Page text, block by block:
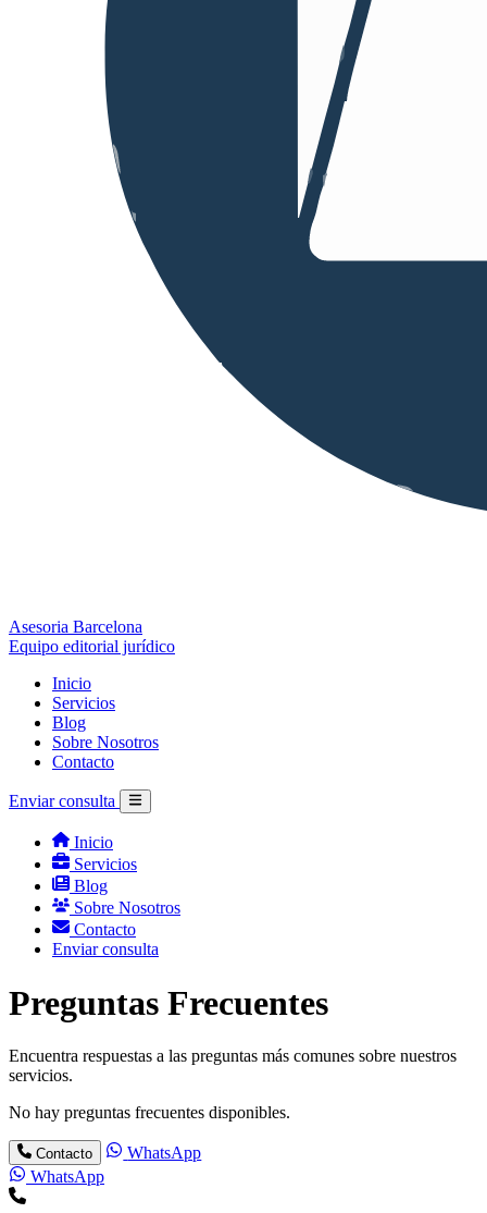
Asesoria Barcelona
Equipo editorial jurídico
Inicio
Servicios
Blog
Sobre Nosotros
Contacto
Enviar consulta
Inicio
Servicios
Blog
Sobre Nosotros
Contacto
Enviar consulta
Preguntas Frecuentes
Encuentra respuestas a las preguntas más comunes sobre nuestros
servicios.
No hay preguntas frecuentes disponibles.
Contacto
WhatsApp
WhatsApp